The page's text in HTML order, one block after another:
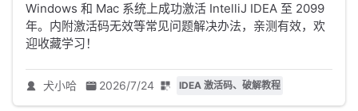
Windows 和 Mac 系统上成功激活 IntelliJ IDEA 至 2099
年。内附激活码无效等常见问题解决办法，亲测有效，欢
迎收藏学习！
犬小哈 2026/7/24 IDEA 激活码、破解教程